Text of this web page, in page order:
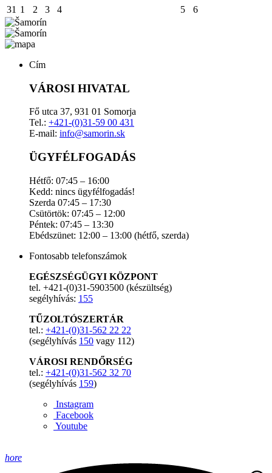
31 1 2 3 4 5 6
Cím
VÁROSI HIVATAL
Fő utca 37, 931 01 Somorja
Tel.: +421-(0)31-59 00 431
E-mail: info@samorin.sk
ÜGYFÉLFOGADÁS
Hétfő: 07:45 – 16:00
Kedd: nincs ügyfélfogadás!
Szerda 07:45 – 17:30
Csütörtök: 07:45 – 12:00
Péntek: 07:45 – 13:30
Ebédszünet: 12:00 – 13:00 (hétfő, szerda)
Fontosabb telefonszámok
EGÉSZSÉGÜGYI KÖZPONT
tel. +421-(0)31-5903500 (készültség)
segélyhívás: 155
TŰZOLTÓSZERTÁR
tel.: +421-(0)31-562 22 22
(segélyhívás 150 vagy 112)
VÁROSI RENDŐRSÉG
tel.: +421-(0)31-562 32 70
(segélyhívás 159)
Instagram
Facebook
Youtube
hore